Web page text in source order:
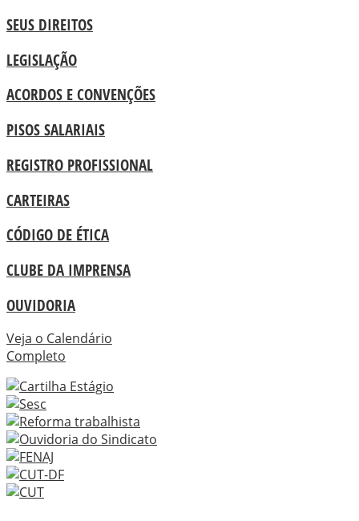
SEUS DIREITOS
LEGISLAÇÃO
ACORDOS E CONVENÇÕES
PISOS SALARIAIS
REGISTRO PROFISSIONAL
CARTEIRAS
CÓDIGO DE ÉTICA
CLUBE DA IMPRENSA
OUVIDORIA
Veja o Calendário
Completo